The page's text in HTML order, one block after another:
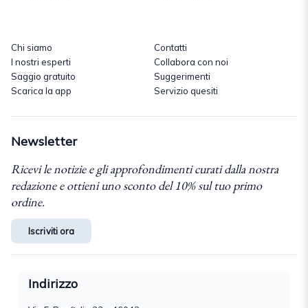
Chi siamo
I nostri esperti
Saggio gratuito
Scarica la app
Contatti
Collabora con noi
Suggerimenti
Servizio quesiti
Newsletter
Ricevi le notizie e gli approfondimenti curati dalla nostra
redazione e ottieni uno sconto del 10% sul tuo primo
ordine.
Iscriviti ora
Indirizzo